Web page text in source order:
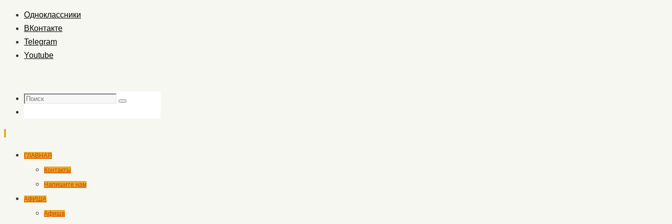
Одноклассники
ВКонтакте
Telegram
Youtube
Поиск
Поиск
Перейти
содержимому
ГЛАВНАЯ
Контакты
Напишите нам
АФИША
Афиша